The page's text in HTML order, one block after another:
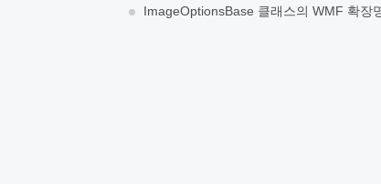
ImageOptionsBase 클래스의 WMF 확장